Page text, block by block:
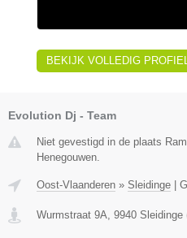
BEKIJK VOLLEDIG
Evolution Dj - Team
Niet gevestigd in de plaats
Henegouwen.
Oost-Vlaanderen » Sleidinge
Wurmstraat 9A, 9940 Sleidinge